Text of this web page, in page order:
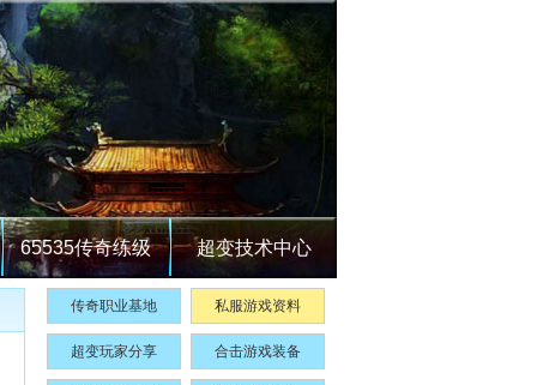
65535传奇练级 超变技术中心
传奇职业基地 私服游戏资料
超变玩家分享 合击游戏装备